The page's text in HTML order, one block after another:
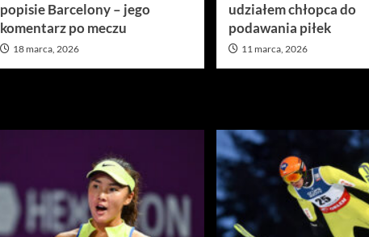
popisie Barcelony – jego
komentarz po meczu
18 marca, 2026
udziałem chłopca do
podawania piłek
11 marca, 2026